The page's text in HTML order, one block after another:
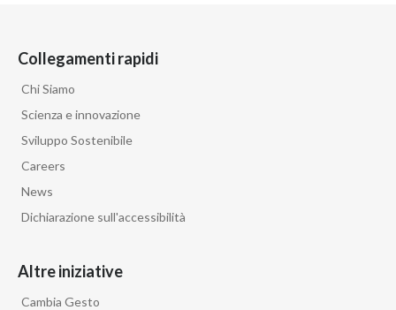
Collegamenti rapidi
Chi Siamo
Scienza e innovazione
Sviluppo Sostenibile
Careers
News
Dichiarazione sull'accessibilità
Altre iniziative
Cambia Gesto